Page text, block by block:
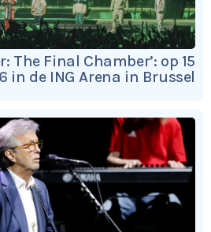
The Final Chamber’: op 15
in de ING Arena in Brussel